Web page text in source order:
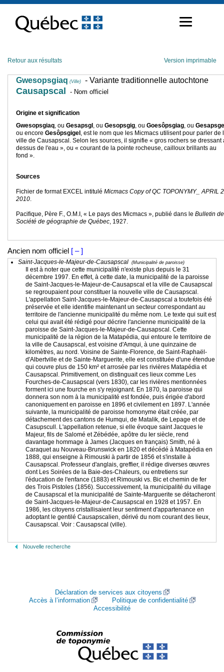
contenu
Retour aux résultats Version imprimable
Gwesopsgiaq (Ville) - Variante traditionnelle autochtone
Causapscal - Nom officiel
Origine et signification
Gwesopsgiaq, ou Gesapsgl , ou Gesopsgig, ou Goesôpsgiag, ou
ou encore Gesôpsgigel , est le nom que les Micmacs utilisent pour parler de
ville de Causapscal. Selon les sources, il signifie « gros rochers se dressant
dessus de l'eau », ou « courant de la pointe rocheuse, cailloux brillants au
fond ».
Sources
Fichier de format EXCEL intitulé Micmacs Copy of QC TOPONYMY_ APRIL
2010.
Pacifique, Père F., O.M.I, « Le pays des Micmacs », publié dans le Bulletin
Société de géographie de Québec, 1927.
Ancien nom officiel [ – ]
Saint-Jacques-le-Majeur-de-Causapscal (Municipalité de paroisse)
Il est à noter que cette municipalité n'existe plus depuis le 31
décembre 1997. En effet, à cette date, la municipalité de la paroisse
de Saint-Jacques-le-Majeur-de-Causapscal et la ville de Causapscal
se regroupaient pour constituer la nouvelle ville de Causapscal.
L'appellation Saint-Jacques-le-Majeur-de-Causapscal a toutefois été
préservée et elle identifie maintenant un secteur correspondant au
territoire de l'ancienne municipalité du même nom. Le texte qui suit est
celui qui avait été rédigé pour décrire l'ancienne municipalité de la
paroisse de Saint-Jacques-le-Majeur-de-Causapscal. Cette
municipalité de la région de la Matapédia, qui entoure le territoire de
la ville de Causapscal, est voisine d'Amqui, à une quinzaine de
kilomètres, au nord. Voisine de Sainte-Florence, de Saint-Raphaël-
d'Albertville et de Sainte-Marguerite, elle est constituée d'une étendue
qui couvre plus de 150 km² et arrosée par les rivières Matapédia et
Causapscal. Primitivement, on distinguait ces lieux comme Les
Fourches-de-Causapscal (vers 1830), car les rivières mentionnées
forment ici une fourche en s'y rejoignant. En 1870, la paroisse qui
donnera son nom à la municipalité est fondée, puis érigée d'abord
canoniquement en paroisse en 1896 et civilement en 1897. L'année
suivante, la municipalité de paroisse homonyme était créée, par
détachement des cantons de Humqui, de Matalik, de Lepage et de
Casupscull. L'appellation retenue, si elle évoque saint Jacques le
Majeur, fils de Salomé et Zébédée, apôtre du Ier siècle, rend
davantage hommage à James (Jacques en français) Smith, né à
Caraquet au Nouveau-Brunswick en 1820 et décédé à Matapédia en
1888, qui enseigne à Rimouski à partir de 1856 et s'installe à
Causapscal. Professeur d'anglais, greffier, il rédige diverses œuvres
dont Les Soirées de la Baie-des-Chaleurs, ou entretiens sur
l'éducation de l'enfance (1883) et Rimouski vs. Bic et chemin de fer
des Trois Pistoles (1856). Successivement, la municipalité du village
de Causapscal et la municipalité de Sainte-Marguerite se détacheront
de Saint-Jacques-le-Majeur-de-Causapscal en 1928 et 1957. En
1986, les citoyens cristallisaient leur sentiment d'appartenance en
adoptant le gentilé Causapscalien, dérivé du nom courant des lieux,
Causapscal. Voir : Causapscal (ville).
Nouvelle recherche
Déclaration de services aux citoyens
Accès à l’information
Politique de confidentialité
Accessibilité